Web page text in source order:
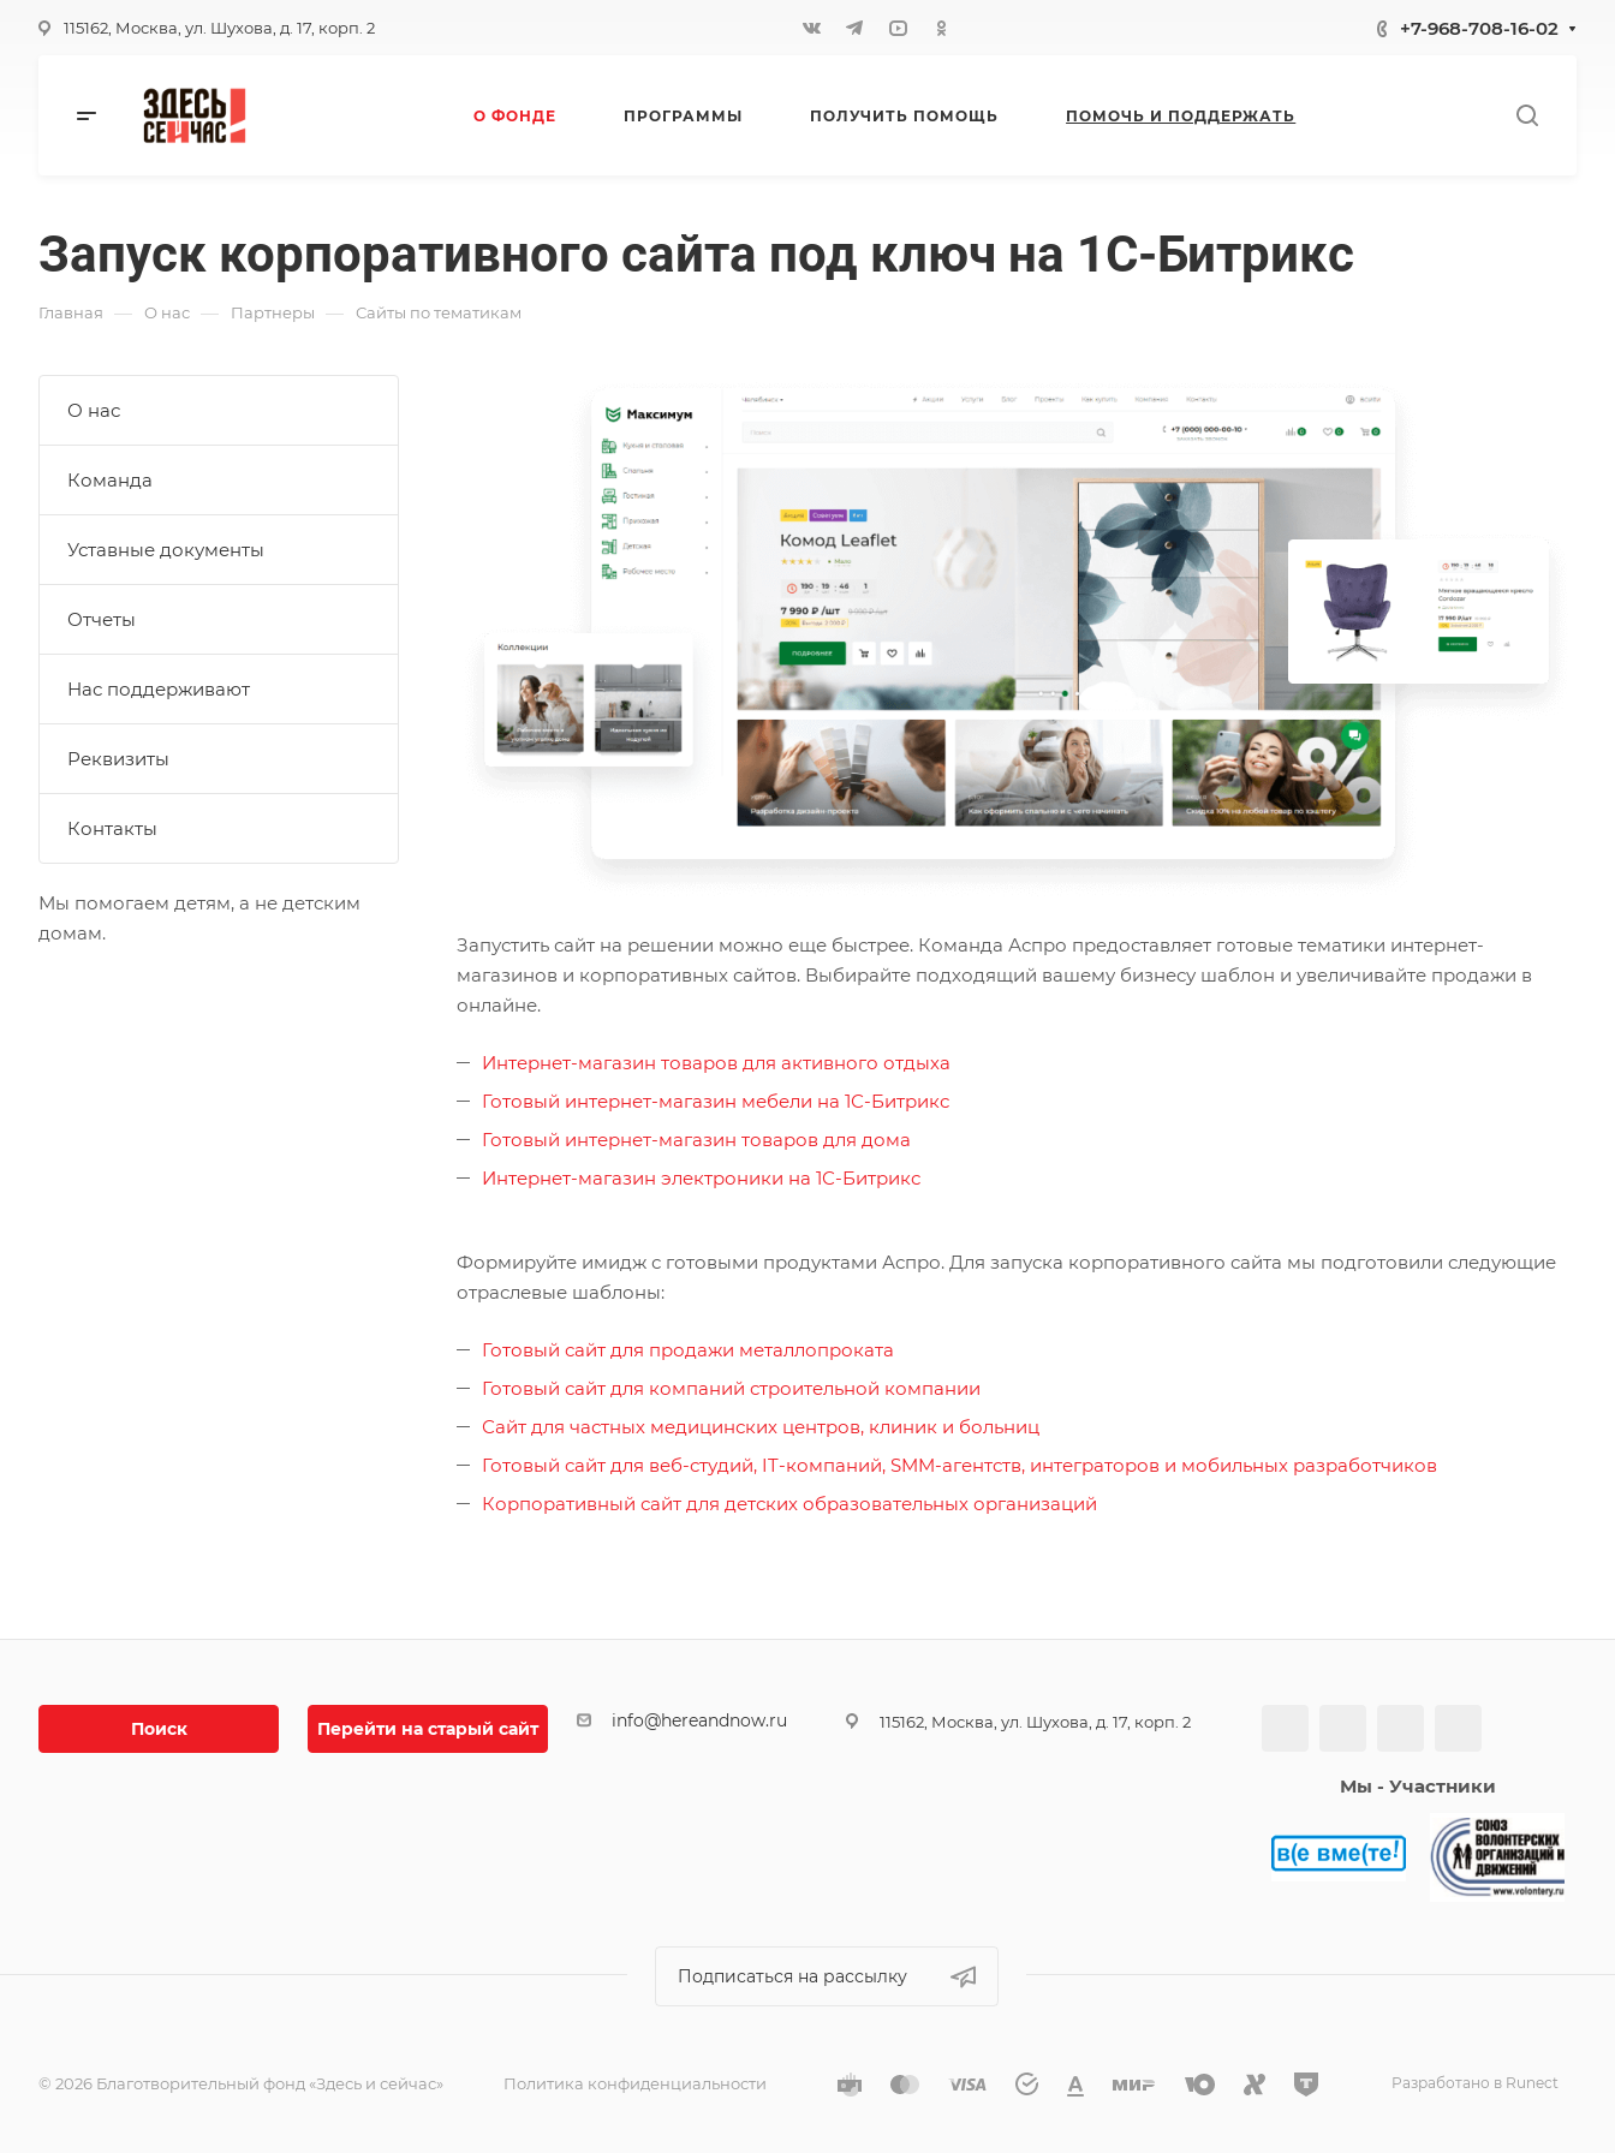
115162, Москва, ул. Шухова, д. 17, корп. 2 +7-968-708-16-02
О ФОНДЕ ПРОГРАММЫ ПОЛУЧИТЬ ПОМОЩЬ ПОМОЧЬ И ПОДДЕРЖАТЬ
Запуск корпоративного сайта под ключ на 1С-Битрикс
Главная — О нас — Партнеры — Сайты по тематикам
Запустить сайт на решении можно еще быстрее. Команда Аспро предоставляет готовые тематики интернет-
магазинов и корпоративных сайтов. Выбирайте подходящий вашему бизнесу шаблон и увеличивайте продажи в
онлайне.
Интернет-магазин товаров для активного отдыха
Готовый интернет-магазин мебели на 1С-Битрикс
Готовый интернет-магазин товаров для дома
Интернет-магазин электроники на 1С-Битрикс
Формируйте имидж с готовыми продуктами Аспро. Для запуска корпоративного сайта мы подготовили следующие
отраслевые шаблоны:
Готовый сайт для продажи металлопроката
Готовый сайт для компаний строительной компании
Сайт для частных медицинских центров, клиник и больниц
Готовый сайт для веб-студий, IT-компаний, SMM-агентств, интеграторов и мобильных разработчиков
Корпоративный сайт для детских образовательных организаций
О нас
Команда
Уставные документы
Отчеты
Нас поддерживают
Реквизиты
Контакты
Мы помогаем детям, а не детским
домам.
Поиск Перейти на старый сайт info@hereandnow.ru 115162, Москва, ул. Шухова, д. 17, корп. 2
Мы - Участники
© 2026 Благотворительный фонд «Здесь и сейчас» Политика конфиденциальности
Подписаться на рассылку
Разработано в Runect